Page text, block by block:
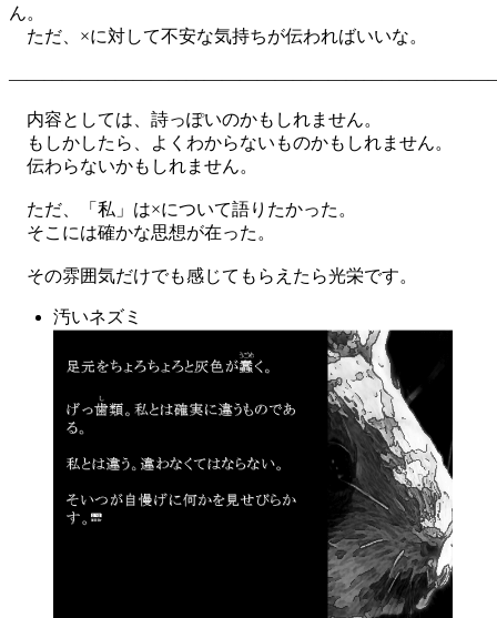
ん。
ただ、×に対して不安な気持ちが伝わればいいな。
内容としては、詩っぽいのかもしれません。
もしかしたら、よくわからないものかもしれません。
伝わらないかもしれません。
ただ、「私」は×について語りたかった。
そこには確かな思想が在った。
その雰囲気だけでも感じてもらえたら光栄です。
汚いネズミ